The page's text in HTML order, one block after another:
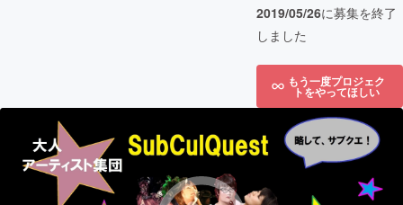
2019/05/26に募集を終了
しました
もう一度プロジェク
トをやってほしい